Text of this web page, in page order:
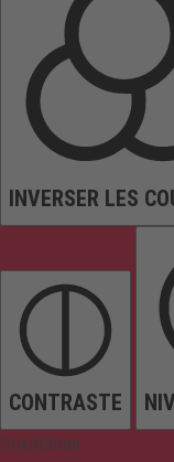
INVERSER LES
CONTRASTE
Orientation